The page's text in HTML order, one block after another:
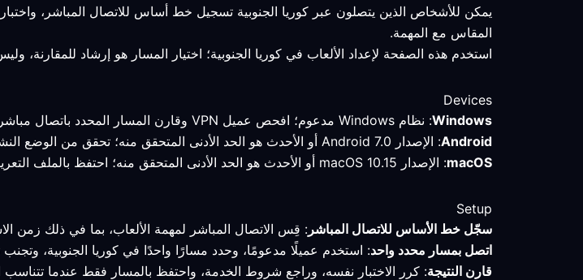
يمكن للأشخاص الذين يتصلون عبر كوريا الجنوبية تسجيل خط أساس للاتصال المباشر،
المقاس مع المهمة.
استخدم هذه الصفحة لإعداد الألعاب في كوريا الجنوبية؛ اختيار المسار هو إرشاد للمقارنة،
Devices
Windows: نظام Windows مدعوم؛ افحص عميل VPN وقارن المسار المحدد باتصال مباشر.
Android: الإصدار Android 7.0 أو الأحدث هو الحد الأدنى المتحقق منه؛ تحقق من الوضع النشط والمسار بعد الاتصال في كوريا الجنوبية.
macOS: الإصدار macOS 10.15 أو الأحدث هو الحد الأدنى المتحقق منه؛ احتفظ بالملف التعريفي وقِس المسار قبل تغيير الإعدادات.
Setup
سجّل خط الأساس للاتصال المباشر : قِس الاتصال المباشر لمهمة الألعاب، بما في ذلك زمن
اتصل بمسار محدد واحد: استخدم عميلًا مدعومًا، وحدد مسارًا واحدًا في كوريا الجنوبية،
قارن النتيجة: كرر الاختبار نفسه، وراجع شروط الخدمة، واحتفظ بالمسار فقط عندما تتناسب